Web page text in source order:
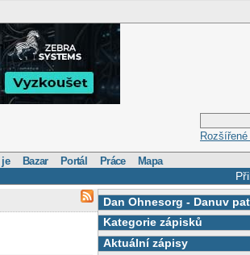
je Bazar Portál Práce Mapa
Dan Ohnesorg - Danuv
Kategorie zápisků
Aktuální zápisy